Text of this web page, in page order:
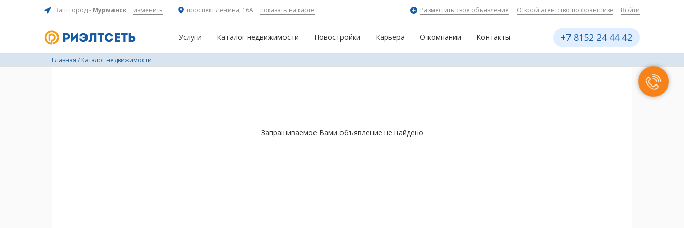
Ваш город - Мурманск изменить проспект Ленина, 16А показать на карте Разместить свое объявление Открой агентство по франшизе Войти
Услуги Каталог недвижимости Новостройки Карьера О компании Контакты +7 8152 24 44 42
Главная / Каталог недвижимости
Запрашиваемое Вами объявление не найдено